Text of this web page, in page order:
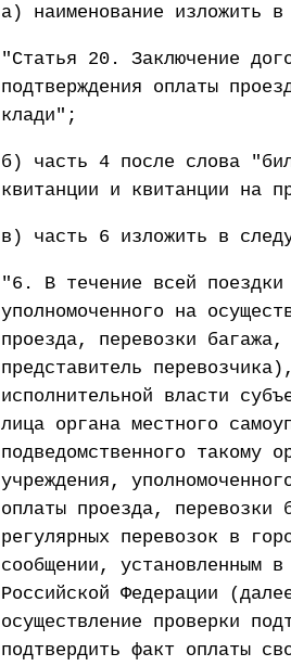
а) наименование изложить в
"Статья 20. Заключение
подтверждения оплаты
клади";
б) часть 4 после слова
квитанции и квитанции на
в) часть 6 изложить в
"6. В течение всей поездки
уполномоченного на
проезда, перевозки
представитель
исполнительной власти
лица органа местного
подведомственного такому
учреждения,
оплаты проезда, перевозки
регулярных перевозок в
сообщении, установленным
Российской Федерации
осуществление проверки
подтвердить факт оплаты